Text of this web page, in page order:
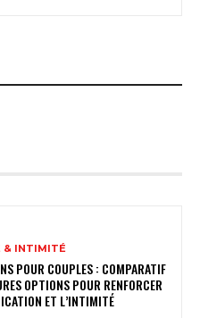
& INTIMITÉ
POUR COUPLES : COMPARATIF
OPTIONS POUR RENFORCER
ET L’INTIMITÉ